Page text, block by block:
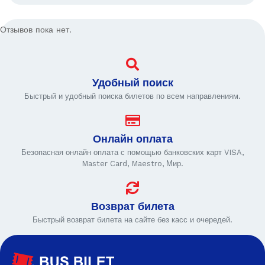
Отзывов пока нет.
Удобный поиск
Быстрый и удобный поиска билетов по всем направлениям.
Онлайн оплата
Безопасная онлайн оплата с помощью банковских карт VISA,
Master Card, Maestro, Мир.
Возврат билета
Быстрый возврат билета на сайте без касс и очередей.